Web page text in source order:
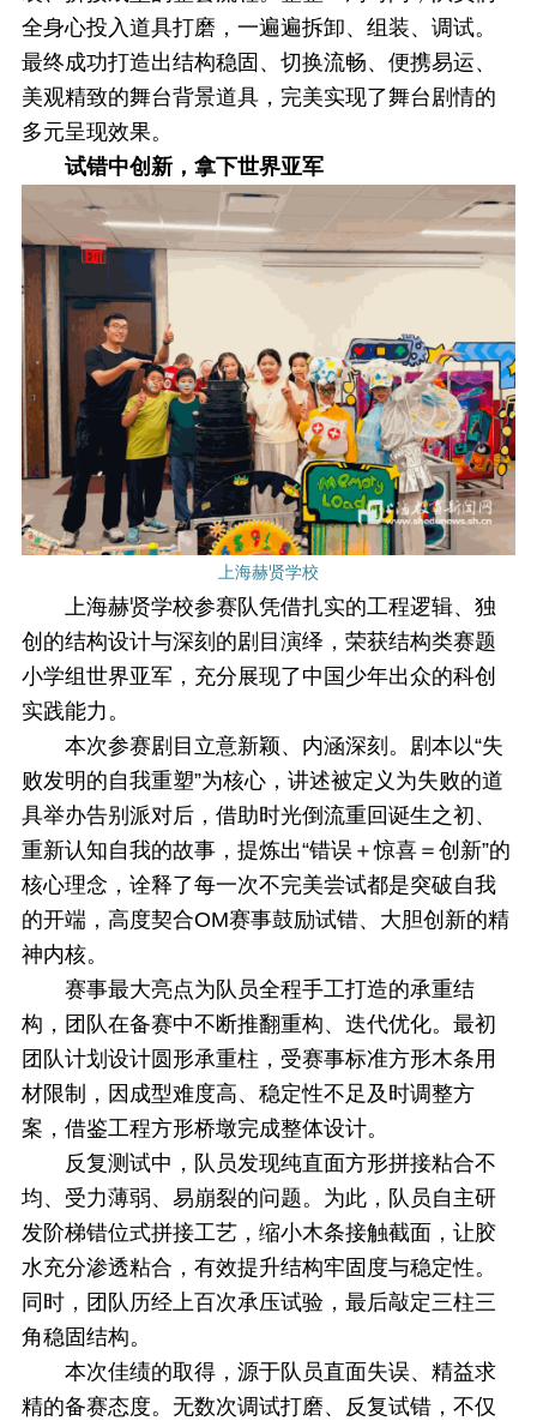
全身心投入道具打磨，一遍遍拆卸、组装、调试。
最终成功打造出结构稳固、切换流畅、便携易运、
美观精致的舞台背景道具，完美实现了舞台剧情的
多元呈现效果。
试错中创新，拿下世界亚军
上海赫贤学校
上海赫贤学校参赛队凭借扎实的工程逻辑、独
创的结构设计与深刻的剧目演绎，荣获结构类赛题
小学组世界亚军，充分展现了中国少年出众的科创
实践能力。
本次参赛剧目立意新颖、内涵深刻。剧本以“失
败发明的自我重塑”为核心，讲述被定义为失败的道
具举办告别派对后，借助时光倒流重回诞生之初、
重新认知自我的故事，提炼出“错误＋惊喜＝创新”的
核心理念，诠释了每一次不完美尝试都是突破自我
的开端，高度契合OM赛事鼓励试错、大胆创新的精
神内核。
赛事最大亮点为队员全程手工打造的承重结
构，团队在备赛中不断推翻重构、迭代优化。最初
团队计划设计圆形承重柱，受赛事标准方形木条用
材限制，因成型难度高、稳定性不足及时调整方
案，借鉴工程方形桥墩完成整体设计。
反复测试中，队员发现纯直面方形拼接粘合不
均、受力薄弱、易崩裂的问题。为此，队员自主研
发阶梯错位式拼接工艺，缩小木条接触截面，让胶
水充分渗透粘合，有效提升结构牢固度与稳定性。
同时，团队历经上百次承压试验，最后敲定三柱三
角稳固结构。
本次佳绩的取得，源于队员直面失误、精益求
精的备赛态度。无数次调试打磨、反复试错，不仅